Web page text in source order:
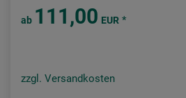
ab 111,00 EUR *
zzgl. Versandkosten